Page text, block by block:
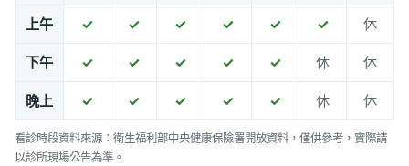
上午 ✓ ✓ ✓ ✓ ✓ ✓ 休
下午 ✓ ✓ ✓ ✓ ✓ 休 休
晚上 ✓ ✓ ✓ ✓ ✓ 休 休
看診時段資料來源：衛生福利部中央健康保險署開放資料，僅供參考，實際請
以診所現場公告為準。